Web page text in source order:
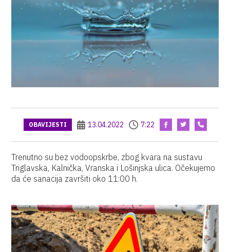
OBAVIJESTI 13.04.2022 7:22
Trenutno su bez vodoopskrbe, zbog kvara na sustavu
Triglavska, Kalnička, Vranska i Lošinjska ulica. Očekujemo
da će sanacija završiti oko 11:00 h.